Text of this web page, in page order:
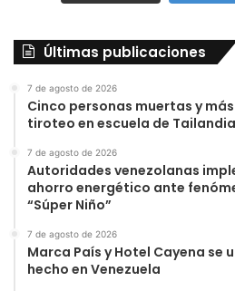
Últimas publicaciones
7 de agosto de 2026
Cinco personas muertas y
tiroteo en escuela de Tailandia
7 de agosto de 2026
Autoridades venezolanas
ahorro energético ante
“Súper Niño”
7 de agosto de 2026
Marca País y Hotel Cayena se
hecho en Venezuela